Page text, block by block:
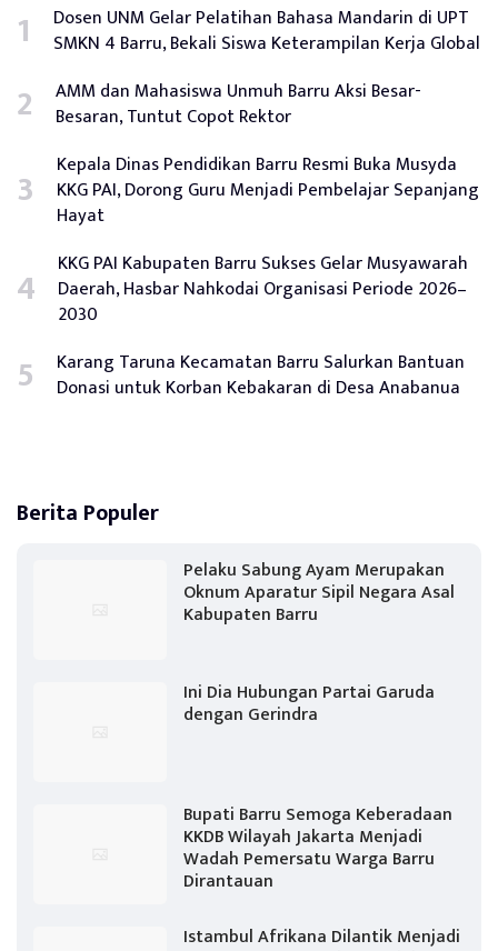
Dosen UNM Gelar Pelatihan Bahasa Mandarin di UPT
SMKN 4 Barru, Bekali Siswa Keterampilan Kerja Global
AMM dan Mahasiswa Unmuh Barru Aksi Besar-
Besaran, Tuntut Copot Rektor
Kepala Dinas Pendidikan Barru Resmi Buka Musyda
KKG PAI, Dorong Guru Menjadi Pembelajar Sepanjang
Hayat
KKG PAI Kabupaten Barru Sukses Gelar Musyawarah
Daerah, Hasbar Nahkodai Organisasi Periode 2026–
2030
Karang Taruna Kecamatan Barru Salurkan Bantuan
Donasi untuk Korban Kebakaran di Desa Anabanua
Berita Populer
Pelaku Sabung Ayam Merupakan
Oknum Aparatur Sipil Negara Asal
Kabupaten Barru
Ini Dia Hubungan Partai Garuda
dengan Gerindra
Bupati Barru Semoga Keberadaan
KKDB Wilayah Jakarta Menjadi
Wadah Pemersatu Warga Barru
Dirantauan
Istambul Afrikana Dilantik Menjadi